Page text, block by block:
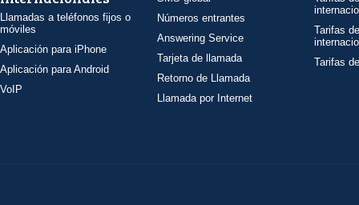
Llamadas a teléfonos fijos o
móviles
Aplicación para iPhone
Aplicación para Android
VoIP
Números entrantes
Answering Service
Tarjeta de llamada
Retorno de Llamada
Llamada por Internet
Tarifas
Tarifas